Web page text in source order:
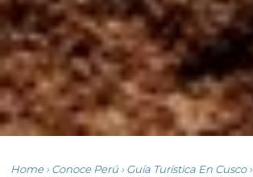
Home › Conoce Perú › Guía Turística En Cusco›